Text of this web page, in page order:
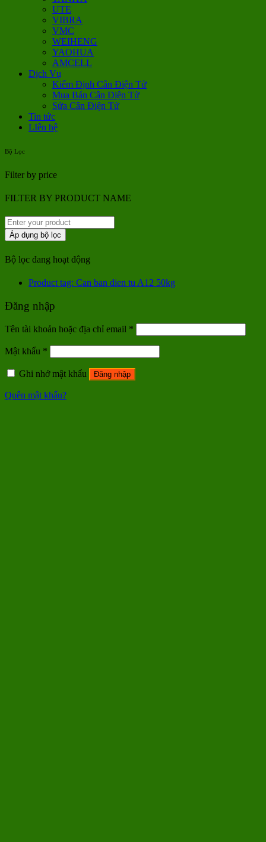
UTE
VIBRA
VMC
WEIHENG
YAOHUA
AMCELL
Dịch Vụ
Kiểm Định Cân Điện Tử
Mua Bán Cân Điện Tử
Sửa Cân Điện Tử
Tin tức
LIên hệ
Bộ Lọc
Filter by price
FILTER BY PRODUCT NAME
Áp dụng bộ lọc
Bộ lọc đang hoạt động
Product tag: Can ban dien tu A12 50kg
Đăng nhập
Tên tài khoản hoặc địa chỉ email *
Mật khẩu *
Ghi nhớ mật khẩu Đăng nhập
Quên mật khẩu?